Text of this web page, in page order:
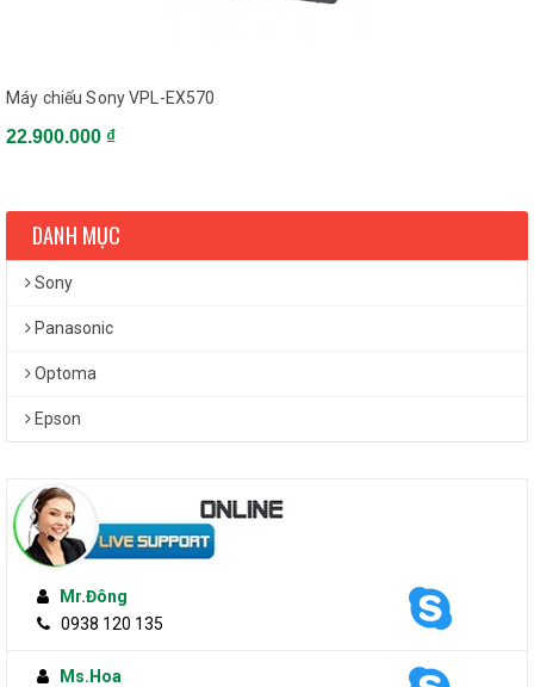
Máy chiếu Sony VPL-EX570
22.900.000 ₫
DANH MỤC
Sony
Panasonic
Optoma
Epson
Mr.Đông
0938 120 135
Ms.Hoa